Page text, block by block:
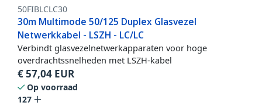
50FIBLCLC30
30m Multimode 50/125 Duplex Glasvezel
Netwerkkabel - LSZH - LC/LC
Verbindt glasvezelnetwerkapparaten voor hoge
overdrachtssnelheden met LSZH-kabel
€57,04 EUR
Op voorraad
127